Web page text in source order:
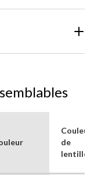
Couleur
de
lentille